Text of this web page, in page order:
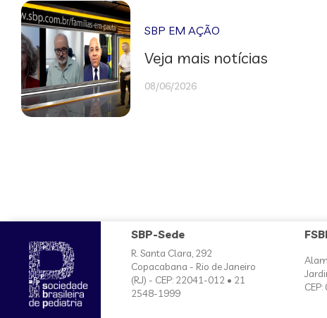
SBP EM AÇÃO
Veja mais notícias
08/06/2026
SBP-Sede
R. Santa Clara, 292
Copacabana - Rio de Janeiro
(RJ) - CEP: 22041-012 • 21
2548-1999